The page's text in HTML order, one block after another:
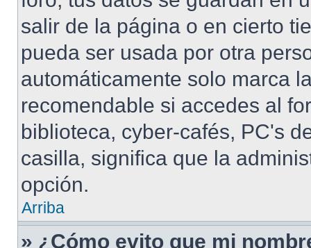
salir de la página o en cierto
pueda ser usada por otra
automáticamente solo marca
recomendable si accedes al
biblioteca, cyber-cafés, PC's
casilla, significa que la
opción.
Arriba
» ¿Cómo evito que mi